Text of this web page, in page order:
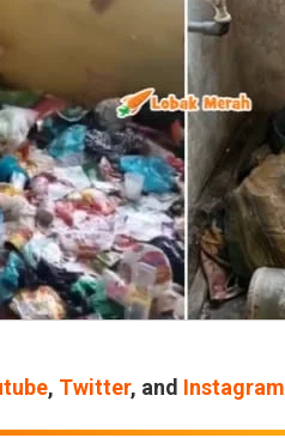
, Twitter, and Instagram